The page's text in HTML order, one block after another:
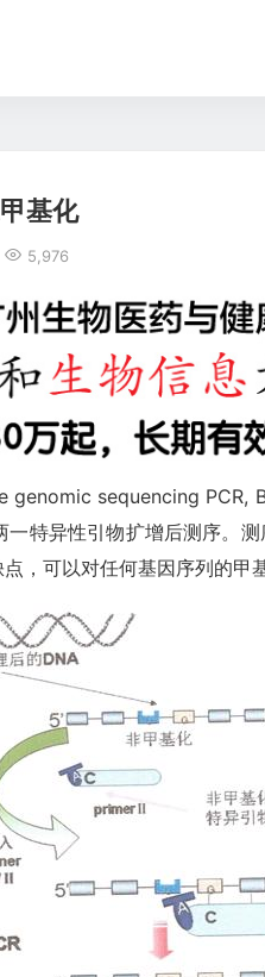
基化
5,976
sequencing PCR,
特异性引物扩增后测序。
，可以对任何基因序列的甲